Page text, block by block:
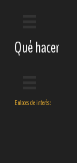
Qué hacer
Enlaces de interés: